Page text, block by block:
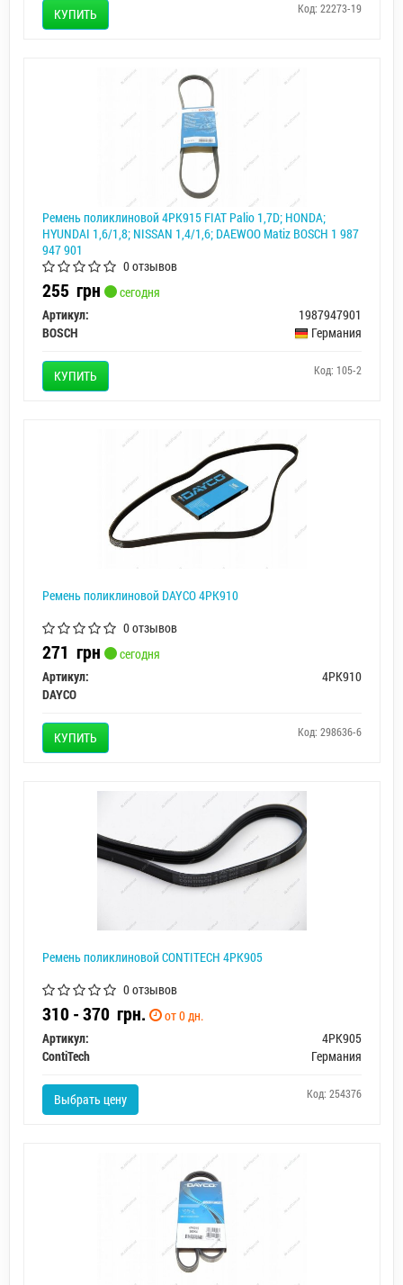
КУПИТЬ Код: 22273-19
Ремень поликлиновой 4PK915 FIAT Palio 1,7D; HONDA;
HYUNDAI 1,6/1,8; NISSAN 1,4/1,6; DAEWOO Matiz BOSCH 1 987
947 901
0 отзывов
255 грн
сегодня
Артикул:
1987947901
BOSCH
Германия
КУПИТЬ Код: 105-2
Ремень поликлиновой DAYCO 4PK910
0 отзывов
271 грн
сегодня
Артикул:
4PK910
DAYCO
КУПИТЬ Код: 298636-6
Ремень поликлиновой CONTITECH 4PK905
0 отзывов
310 - 370 грн.
от 0 дн.
Артикул:
4PK905
ContiTech
Германия
Выбрать цену Код: 254376